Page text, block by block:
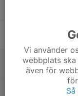
Vi använder
webbplats
även för